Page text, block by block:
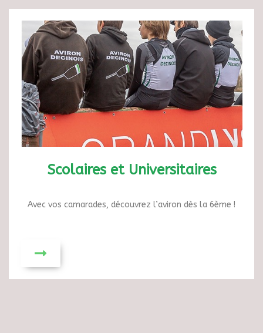
Scolaires et Universitaires
Avec vos camarades, découvrez l’aviron dès la 6ème !